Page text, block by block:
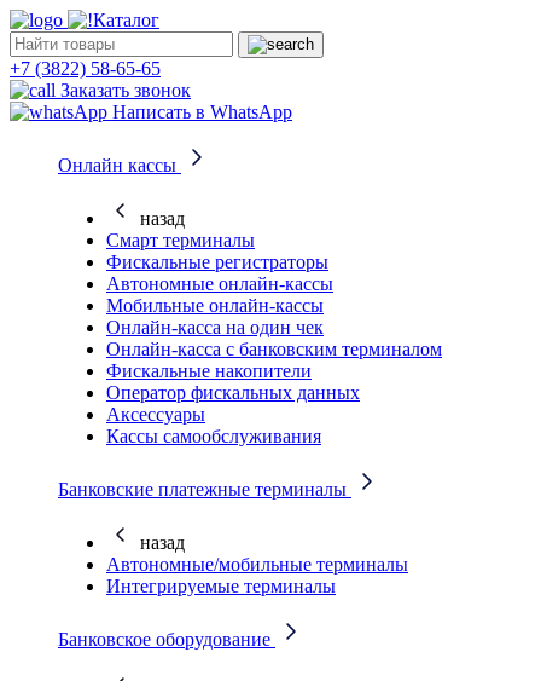
Каталог
+7 (3822) 58-65-65
Заказать звонок
Написать в WhatsApp
Онлайн кассы
назад
Смарт терминалы
Фискальные регистраторы
Автономные онлайн-кассы
Мобильные онлайн-кассы
Онлайн-касса на один чек
Онлайн-касса с банковским терминалом
Фискальные накопители
Оператор фискальных данных
Аксессуары
Кассы самообслуживания
Банковские платежные терминалы
назад
Автономные/мобильные терминалы
Интегрируемые терминалы
Банковское оборудование